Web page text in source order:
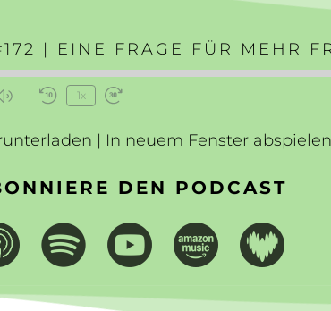
| EINE FRAGE FÜR MEHR
Mute/Unmute
Rewind
Seconds
1x
30
| In neuem Fenster abspielen
DEN PODCAST